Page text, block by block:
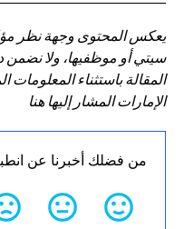
يعكس المحتوى وجهة نظر
سيتي أو موظفيها، ولا نضمن
المقالة باستثناء
الإمارات المشار إليها هنا
من فضلك أخبرنا عن